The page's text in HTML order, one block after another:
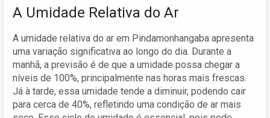
A Umidade Relativa do Ar
A umidade relativa do ar em Pindamonhangaba apresenta
uma variação significativa ao longo do dia. Durante a
manhã, a previsão é de que a umidade possa chegar a
níveis de 100%, principalmente nas horas mais frescas.
Já à tarde, essa umidade tende a diminuir, podendo cair
para cerca de 40%, refletindo uma condição de ar mais